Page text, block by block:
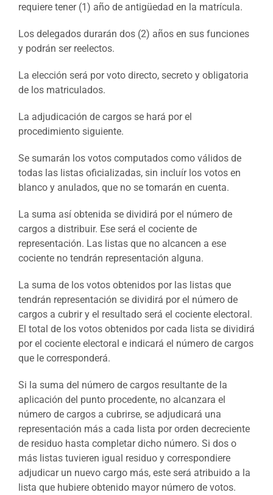
requiere tener (1) año de antigüedad en la matrícula.
Los delegados durarán dos (2) años en sus funciones
y podrán ser reelectos.
La elección será por voto directo, secreto y obligatoria
de los matriculados.
La adjudicación de cargos se hará por el
procedimiento siguiente.
Se sumarán los votos computados como válidos de
todas las listas oficializadas, sin incluír los votos en
blanco y anulados, que no se tomarán en cuenta.
La suma así obtenida se dividirá por el número de
cargos a distribuir. Ese será el cociente de
representación. Las listas que no alcancen a ese
cociente no tendrán representación alguna.
La suma de los votos obtenidos por las listas que
tendrán representación se dividirá por el número de
cargos a cubrir y el resultado será el cociente electoral.
El total de los votos obtenidos por cada lista se dividirá
por el cociente electoral e indicará el número de cargos
que le corresponderá.
Si la suma del número de cargos resultante de la
aplicación del punto procedente, no alcanzara el
número de cargos a cubrirse, se adjudicará una
representación más a cada lista por orden decreciente
de residuo hasta completar dicho número. Si dos o
más listas tuvieren igual residuo y correspondiere
adjudicar un nuevo cargo más, este será atribuido a la
lista que hubiere obtenido mayor número de votos.